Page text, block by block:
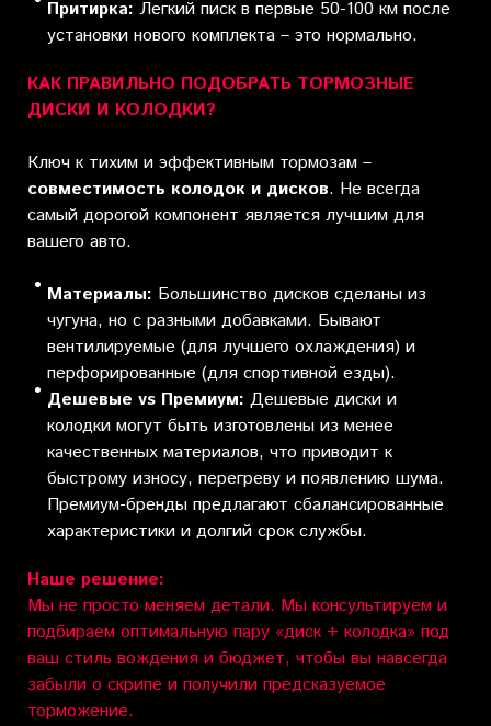
Притирка: Легкий писк в первые 50-100 км после
установки нового комплекта – это нормально.
КАК ПРАВИЛЬНО ПОДОБРАТЬ ТОРМОЗНЫЕ
ДИСКИ И КОЛОДКИ?
Ключ к тихим и эффективным тормозам –
совместимость колодок и дисков. Не всегда
самый дорогой компонент является лучшим для
вашего авто.
Материалы: Большинство дисков сделаны из
чугуна, но с разными добавками. Бывают
вентилируемые (для лучшего охлаждения) и
перфорированные (для спортивной езды).
Дешевые vs Премиум: Дешевые диски и
колодки могут быть изготовлены из менее
качественных материалов, что приводит к
быстрому износу, перегреву и появлению шума.
Премиум-бренды предлагают сбалансированные
характеристики и долгий срок службы.
Наше решение:
Мы не просто меняем детали. Мы консультируем и
подбираем оптимальную пару «диск + колодка» под
ваш стиль вождения и бюджет, чтобы вы навсегда
забыли о скрипе и получили предсказуемое
торможение.